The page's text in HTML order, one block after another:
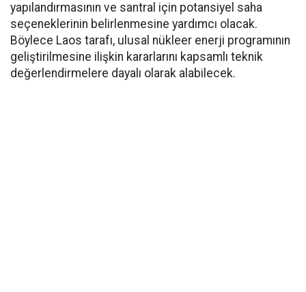
yapılandırmasının ve santral için potansiyel saha
seçeneklerinin belirlenmesine yardımcı olacak.
Böylece Laos tarafı, ulusal nükleer enerji programının
geliştirilmesine ilişkin kararlarını kapsamlı teknik
değerlendirmelere dayalı olarak alabilecek.